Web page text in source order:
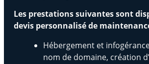
Les prestations suivantes sont
devis personnalisé de
Hébergement et
nom de domaine, création